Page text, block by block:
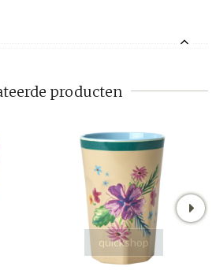
producten
quickshop